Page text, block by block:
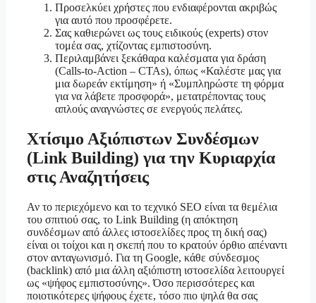
Προσελκύει χρήστες που ενδιαφέρονται ακριβώς
για αυτό που προσφέρετε.
Σας καθιερώνει ως τους ειδικούς (experts) στον
τομέα σας, χτίζοντας εμπιστοσύνη.
Περιλαμβάνει ξεκάθαρα καλέσματα για δράση
(Calls-to-Action – CTAs), όπως «Καλέστε μας για
μια δωρεάν εκτίμηση» ή «Συμπληρώστε τη φόρμα
για να λάβετε προσφορά», μετατρέποντας τους
απλούς αναγνώστες σε ενεργούς πελάτες.
Χτίσιμο Αξιόπιστων Συνδέσμων
(Link Building) για την Κυριαρχία
στις Αναζητήσεις
Αν το περιεχόμενο και το τεχνικό SEO είναι τα θεμέλια
του σπιτιού σας, το Link Building (η απόκτηση
συνδέσμων από άλλες ιστοσελίδες προς τη δική σας)
είναι οι τοίχοι και η σκεπή που το κρατούν όρθιο απέναντι
στον ανταγωνισμό. Για τη Google, κάθε σύνδεσμος
(backlink) από μια άλλη αξιόπιστη ιστοσελίδα λειτουργεί
ως «ψήφος εμπιστοσύνης». Όσο περισσότερες και
ποιοτικότερες ψήφους έχετε, τόσο πιο ψηλά θα σας